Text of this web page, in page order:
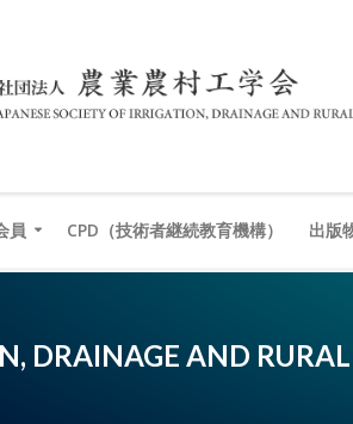
員 CPD（技術者継続教育機構） 出版
DRAINAGE AND